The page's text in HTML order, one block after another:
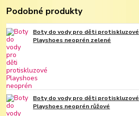
Podobné produkty
Boty do vody pro děti protiskluzové
Playshoes neoprén zelené
Boty do vody pro děti protiskluzové
Playshoes neoprén růžové